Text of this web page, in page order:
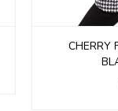
CHERRY